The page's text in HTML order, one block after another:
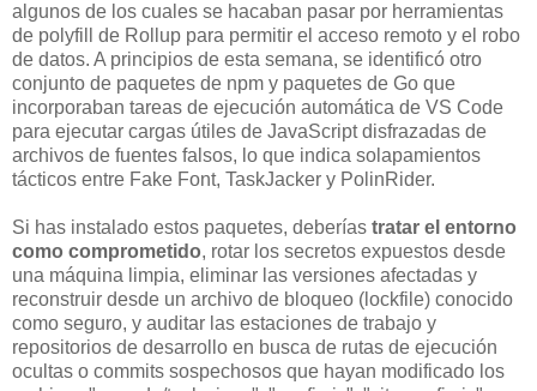
algunos de los cuales se hacaban pasar por herramientas
de polyfill de Rollup para permitir el acceso remoto y el robo
de datos. A principios de esta semana, se identificó otro
conjunto de paquetes de npm y paquetes de Go que
incorporaban tareas de ejecución automática de VS Code
para ejecutar cargas útiles de JavaScript disfrazadas de
archivos de fuentes falsos, lo que indica solapamientos
tácticos entre Fake Font, TaskJacker y PolinRider.
Si has instalado estos paquetes, deberías tratar el entorno
como comprometido, rotar los secretos expuestos desde
una máquina limpia, eliminar las versiones afectadas y
reconstruir desde un archivo de bloqueo (lockfile) conocido
como seguro, y auditar las estaciones de trabajo y
repositorios de desarrollo en busca de rutas de ejecución
ocultas o commits sospechosos que hayan modificado los